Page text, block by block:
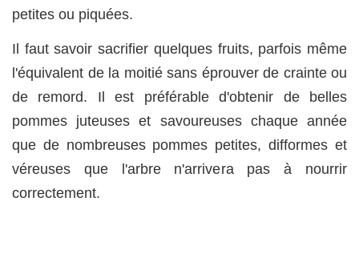
petites ou piquées.
Il faut savoir sacrifier quelques fruits, parfois même
l'équivalent de la moitié sans éprouver de crainte ou
de remord. Il est préférable d'obtenir de belles
pommes juteuses et savoureuses chaque année
que de nombreuses pommes petites, difformes et
véreuses que l'arbre n'arrivera pas à nourrir
correctement.